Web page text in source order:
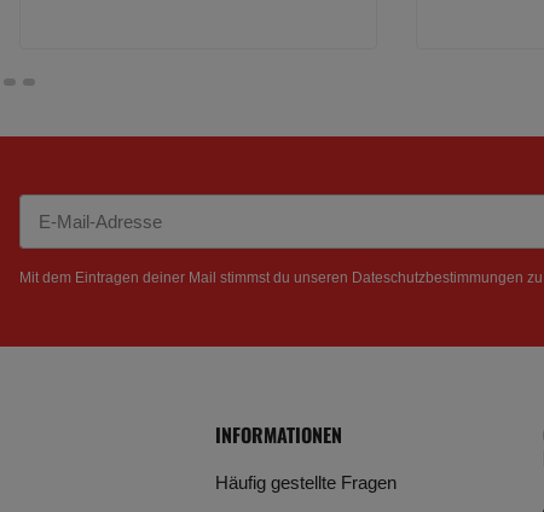
Mit dem Eintragen deiner Mail stimmst du unseren Dateschutzbestimmungen
INFORMATIONEN
Häufig gestellte Fragen